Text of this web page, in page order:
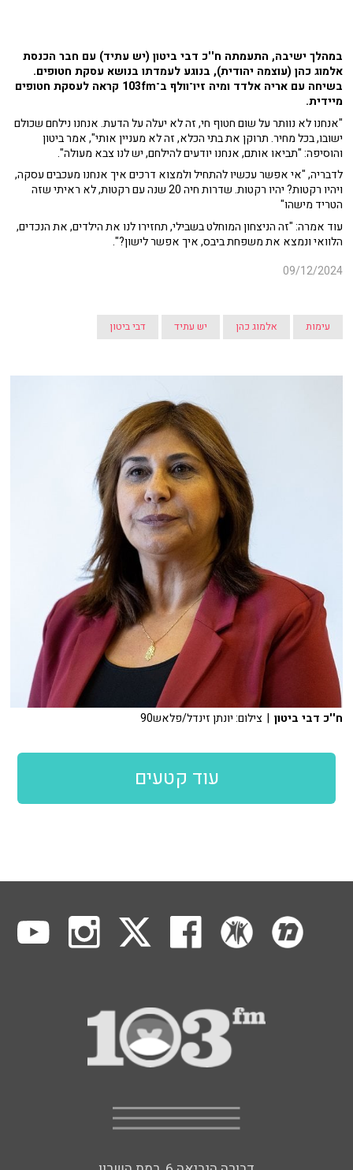
במהלך ישיבה, התעמתה ח''כ דבי ביטון (יש עתיד) עם חבר הכנסת
אלמוג כהן (עוצמה יהודית), בנוגע לעמדתו בנושא עסקת חטופים.
בשיחה עם אריה אלדד ומיה זיו־וולף ב־103fm קראה לעסקת חטופים
מיידית.
"אנחנו לא נוותר על שום חטוף חי, זה לא יעלה על הדעת. אנחנו נילחם שכולם
ישובו, בכל מחיר. תרוקן את בתי הכלא, זה לא מעניין אותי", אמר ביטון
והוסיפה: "תביאו אותם, אנחנו יודעים להילחם, יש לנו צבא מעולה".
לדבריה, "אי אפשר עכשיו להתחיל ולמצוא דרכים איך אנחנו מעכבים עסקה,
ויהיו רקטות? יהיו רקטות. שדרות חיה 20 שנה עם רקטות, לא ראיתי שזה
הטריד מישהו"
עוד אמרה: "זה הניצחון המוחלט בשבילי, תחזירו לנו את הילדים, את הנכדים,
הלוואי ונמצא את משפחת ביבס, איך אפשר לישון?".
09/12/2024
עימות אלמוג כהן יש עתיד דבי ביטון
ח''כ דבי ביטון | צילום: יונתן זינדל/פלאש90
עוד קטעים